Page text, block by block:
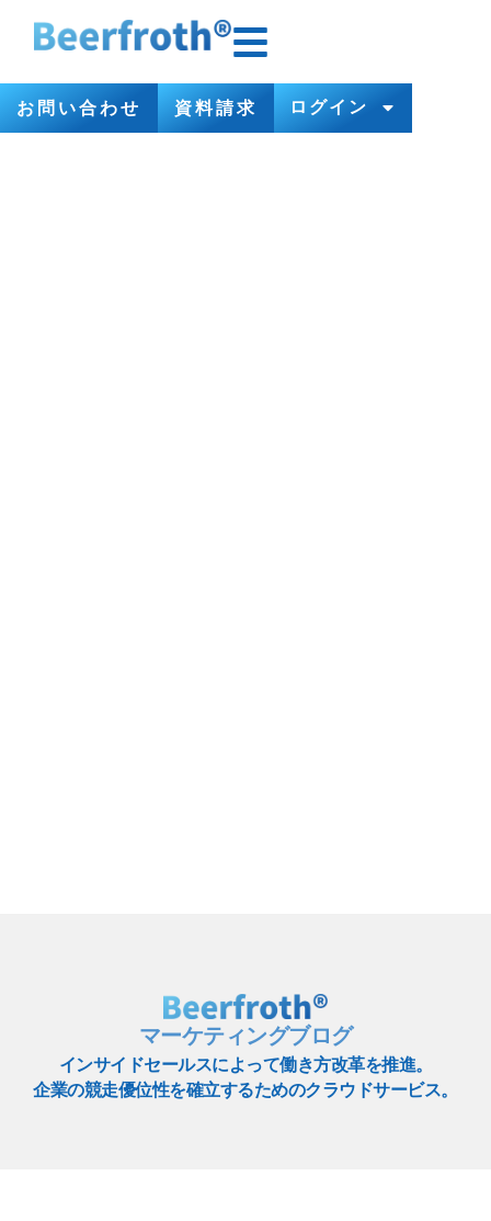
お問い合わせ 資料請求 ログイン
マーケティングブログ
インサイドセールスによって働き方改革を推進。
企業の競走優位性を確立するためのクラウドサービス。